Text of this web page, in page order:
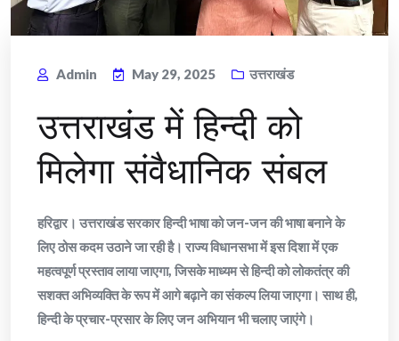
Admin May 29, 2025 उत्तराखंड
उत्तराखंड में हिन्दी को
मिलेगा संवैधानिक संबल
हरिद्वार। उत्तराखंड सरकार हिन्दी भाषा को जन-जन की भाषा बनाने के
लिए ठोस कदम उठाने जा रही है। राज्य विधानसभा में इस दिशा में एक
महत्वपूर्ण प्रस्ताव लाया जाएगा, जिसके माध्यम से हिन्दी को लोकतंत्र की
सशक्त अभिव्यक्ति के रूप में आगे बढ़ाने का संकल्प लिया जाएगा। साथ ही,
हिन्दी के प्रचार-प्रसार के लिए जन अभियान भी चलाए जाएंगे।